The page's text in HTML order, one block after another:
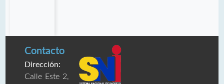
Contacto
Dirección:
Calle Este 2,